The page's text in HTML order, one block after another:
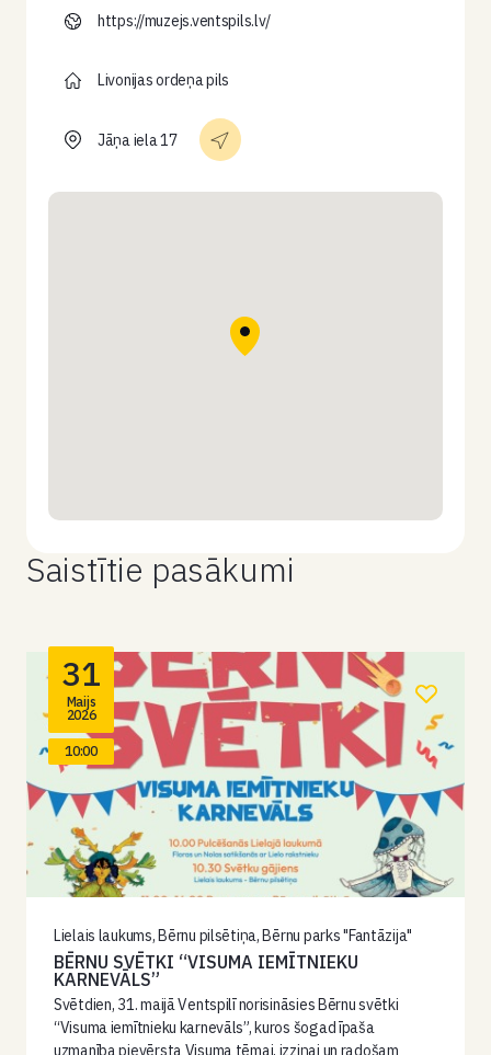
https://muzejs.ventspils.lv/
Livonijas ordeņa pils
Jāņa iela 17
Saistītie pasākumi
31
Maijs
2026
10:00
Lielais laukums, Bērnu pilsētiņa, Bērnu parks "Fantāzija"
BĒRNU SVĒTKI “VISUMA IEMĪTNIEKU
KARNEVĀLS”
Svētdien, 31. maijā Ventspilī norisināsies Bērnu svētki
“Visuma iemītnieku karnevāls”, kuros šogad īpaša
uzmanība pievērsta Visuma tēmai, izziņai un radošam